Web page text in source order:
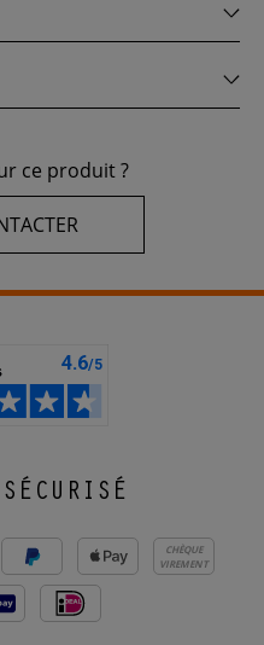
ce produit ?
CHÈQUE
VIREMENT